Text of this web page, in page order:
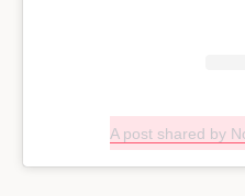
A post shared by